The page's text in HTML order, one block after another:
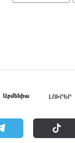
Արմենիա ԼՈՒՐԵՐ